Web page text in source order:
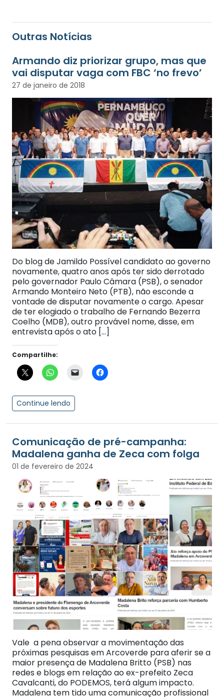
Outras Notícias
Armando diz priorizar grupo, mas que
vai disputar vaga com FBC ‘no frevo’
27 de janeiro de 2018
Do blog de Jamildo Possível candidato ao governo
novamente, quatro anos após ter sido derrotado
pelo governador Paulo Câmara (PSB), o senador
Armando Monteiro Neto (PTB), não esconde a
vontade de disputar novamente o cargo. Apesar
de ter elogiado o trabalho de Fernando Bezerra
Coelho (MDB), outro provável nome, disse, em
entrevista após o ato […]
Compartilhe:
Continue lendo
Comunicação de pré-campanha:
Madalena ganha de Zeca com folga
01 de fevereiro de 2024
Vale a pena observar a movimentação das
próximas pesquisas em Arcoverde para aferir se a
maior presença de Madalena Britto (PSB) nas
redes e blogs em relação ao ex-prefeito Zeca
Cavalcanti, do PODEMOS, terá algum impacto.
Madalena tem tido uma comunicação profissional